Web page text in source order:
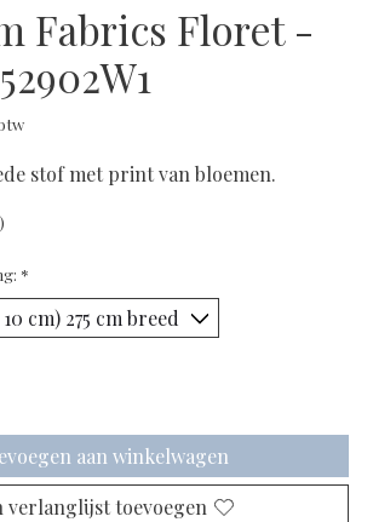
Fabrics Floret -
stof met print van bloemen.
*
aan winkelwagen
verlanglijst toevoegen